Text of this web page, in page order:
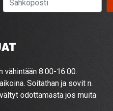
vähintään 8.00-16.00.
Soitathan ja sovit n.
odottamasta jos muita